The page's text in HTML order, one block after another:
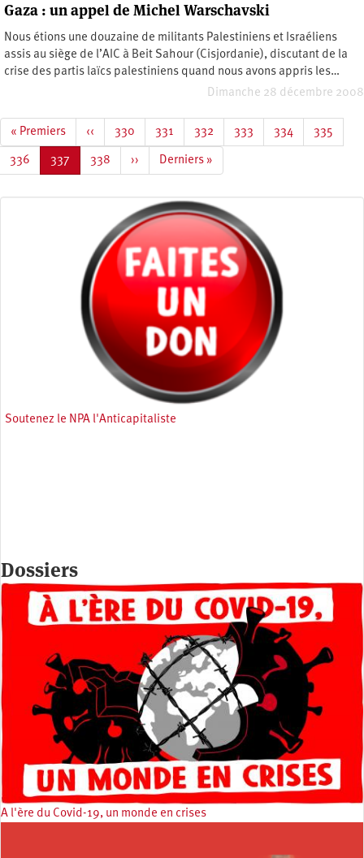
Gaza : un appel de Michel Warschavski
Nous étions une douzaine de militants Palestiniens et Israéliens
assis au siège de l’AIC à Beit Sahour (Cisjordanie), discutant de la
crise des partis laïcs palestiniens quand nous avons appris les…
Dimanche 28 décembre 2008
Première
page
« Premiers
Page
précédente
‹‹ Page
330 Page
331 Page
332 Page
333 Page
334 Page
335
Page
336
Page
courante
337 Page
338
Page
suivante
››
Dernière
page
Derniers »
Soutenez le NPA l'Anticapitaliste
Dossiers
A l'ère du Covid-19, un monde en crises